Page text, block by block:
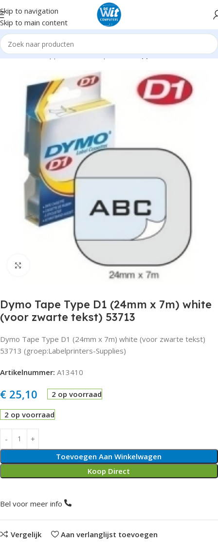
Skip to navigation
Skip to main content
Home Randapparatuur Labelprinters Supplies
Dymo Tape Type D1 (24mm x 7m) white
(voor zwarte tekst) 53713
Dymo Tape Type D1 (24mm x 7m) white (voor zwarte tekst)
53713 (groep:Labelprinters-Supplies)
Artikelnummer: A13410
€ 25,10 2 op voorraad
2 op voorraad
Toevoegen Aan Winkelwagen
Koop Direct
Bel voor meer info
Vergelijk Aan verlanglijst toevoegen